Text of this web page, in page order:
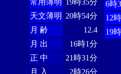
常用薄明 19時35分
天文薄明 20時54分
月 齢
12.4
月 出
16時1分
正 中
21時31分
月 入
2時26分
6時
12
19